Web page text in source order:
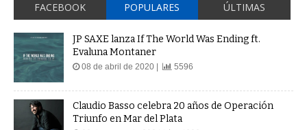
FACEBOOK POPULARES ÚLTIMAS
JP SAXE lanza If The World Was Ending ft.
Evaluna Montaner
08 de abril de 2020 | 5596
Claudio Basso celebra 20 años de Operación
Triunfo en Mar del Plata